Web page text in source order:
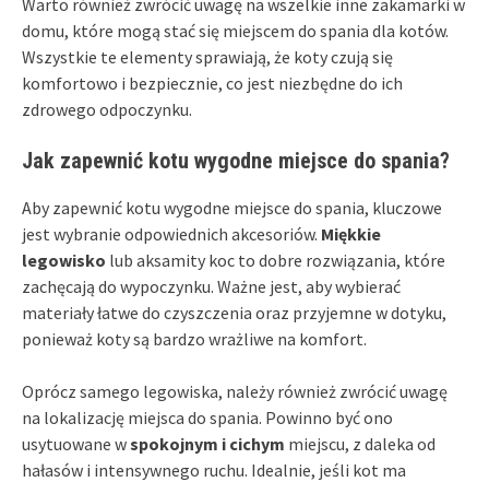
domu, które mogą stać się miejscem do spania dla kotów.
Wszystkie te elementy sprawiają, że koty czują się
komfortowo i bezpiecznie, co jest niezbędne do ich
zdrowego odpoczynku.
Jak zapewnić kotu wygodne miejsce do spania?
Aby zapewnić kotu wygodne miejsce do spania, kluczowe
jest wybranie odpowiednich akcesoriów. Miękkie
legowisko lub aksamity koc to dobre rozwiązania, które
zachęcają do wypoczynku. Ważne jest, aby wybierać
materiały łatwe do czyszczenia oraz przyjemne w dotyku,
ponieważ koty są bardzo wrażliwe na komfort.
Oprócz samego legowiska, należy również zwrócić uwagę
na lokalizację miejsca do spania. Powinno być ono
usytuowane wspokojnym i cichym miejscu, z daleka od
hałasów i intensywnego ruchu. Idealnie, jeśli kot ma